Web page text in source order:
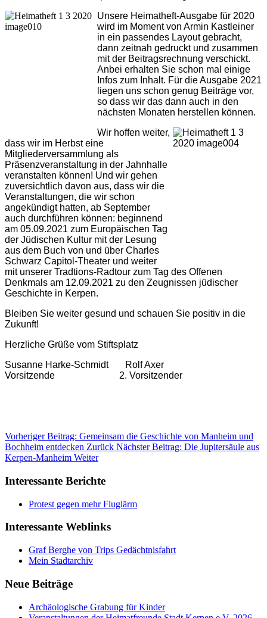
Unsere Heimatheft-Ausgabe für 2020
wird im Moment von Armin Kastleiner
in ein passendes Layout gebracht,
dann zeitnah gedruckt und zusammen
mit der Beitragsrechnung verschickt.
Anbei erhalten Sie schon mal einige
Infos zum Inhalt. Für die Ausgabe 2021
liegen uns schon genug Beiträge vor,
so dass wir das dann auch in den
nächsten Monaten herstellen können.
Wir hoffen weiter,
dass wir im Herbst eine
Mitgliederversammlung als
Präsenzveranstaltung in der Jahnhalle
veranstalten können! Und wir gehen
zuversichtlich davon aus, dass wir die
Veranstaltungen, die wir schon
angekündigt hatten, ab September
auch durchführen können: beginnend
am 05.09.2021 zum Europäischen Tag
der Jüdischen Kultur mit der Lesung
aus dem Buch von und über Charles
Schwarz Capitol-Theater und weiter
mit unserer Tradtions-Radtour zum Tag des Offenen
Denkmals am 12.09.2021 zu den Zeugnissen jüdischer
Geschichte in Kerpen.
Bleiben Sie weiter gesund und schauen Sie positiv in die
Zukunft!
Herzliche Grüße vom Stiftsplatz
Susanne Harke-Schmidt Rolf Axer
Vorsitzende 2. Vorsitzender
Vorheriger Beitrag: Gemeinsam die Geschichte von Manheim und
Bochheim entdecken Zurück Nächster Beitrag: Die Jupitersäule aus
Kerpen-Manheim Weiter
Interessante Berichte
Protest gegen mehr Fluglärm
Interessante Weblinks
Graf Berghe von Trips Gedächtnisfahrt
Mein Stadtarchiv
Neue Beiträge
Archäologische Grabung für Kinder